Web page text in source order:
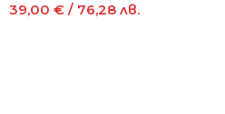
39,00 € / 76,28 лв.